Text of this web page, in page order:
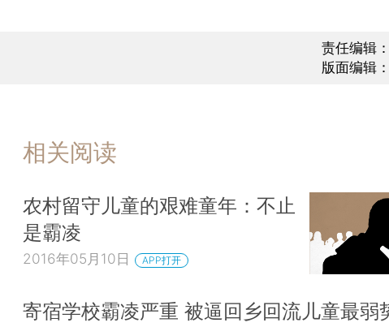
责任编辑
版面编辑
相关阅读
农村留守儿童的艰难童年：不止
是霸凌
2016年05月10日 APP打开
寄宿学校霸凌严重 被逼回乡回流儿童最弱